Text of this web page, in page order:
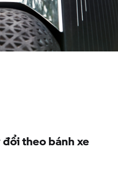
theo bánh xe